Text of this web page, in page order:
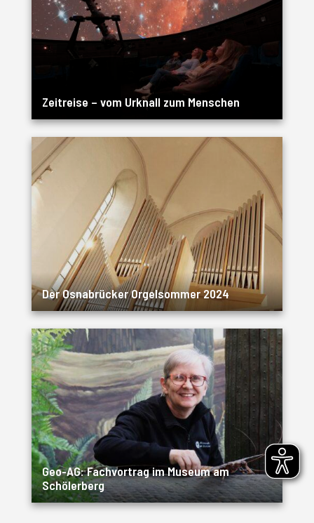
Zeitreise – vom Urknall zum Menschen
Der Osnabrücker Orgelsommer 2024
Geo-AG: Fachvortrag im Museum am
Schölerberg